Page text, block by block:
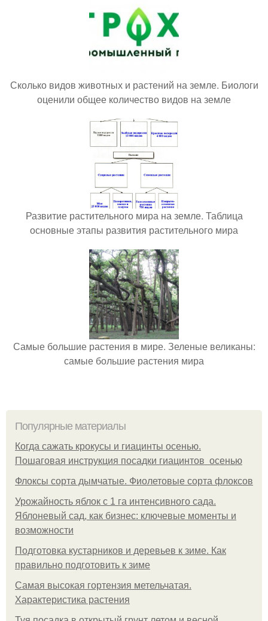
Сколько видов животных и растений на земле. Биологи
оценили общее количество видов на земле
Развитие растительного мира на земле. Таблица
основные этапы развития растительного мира
Самые большие растения в мире. Зеленые великаны:
самые большие растения мира
Популярные материалы
Когда сажать крокусы и гиацинты осенью.
Пошаговая инструкция посадки гиацинтов осенью
Флоксы сорта дымчатые. Фиолетовые сорта флоксов
Урожайность яблок с 1 га интенсивного сада.
Яблоневый сад, как бизнес: ключевые моменты и
возможности
Подготовка кустарников и деревьев к зиме. Как
правильно подготовить к зиме
Самая высокая гортензия метельчатая.
Характеристика растения